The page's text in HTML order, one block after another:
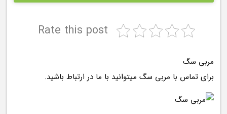
تماس با ما
Rate this post
مربی سگ
برای تماس با مربی سگ میتوانید با ما در ارتباط باشید.